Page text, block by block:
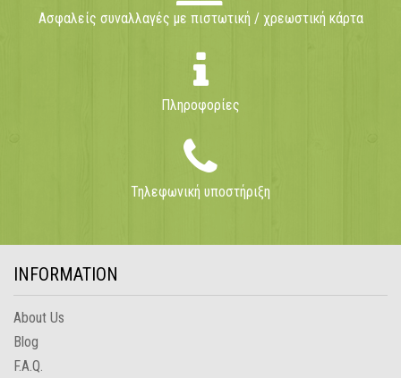
Ασφαλείς συναλλαγές με πιστωτική / χρεωστική κάρτα
Πληροφορίες
Τηλεφωνική υποστήριξη
INFORMATION
About Us
Blog
F.A.Q.